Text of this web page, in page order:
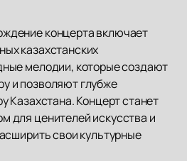
концерта включает
казахстанских
мелодии, которые создают
и позволяют глубже
Казахстана. Концерт станет
для ценителей искусства и
свои культурные